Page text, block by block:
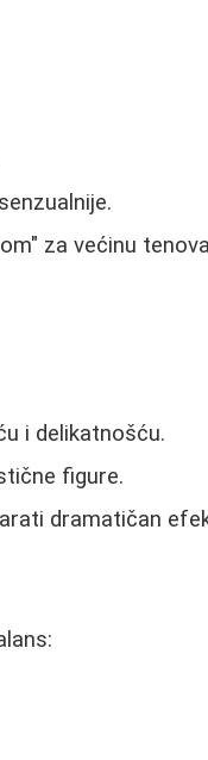
za većinu
i delikatnošću.
figure.
dramatičan